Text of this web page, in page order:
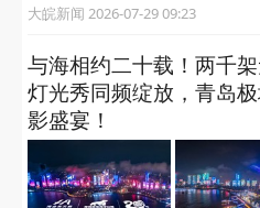
大皖新闻 2026-07-29 09:23
与海相约二十载！两千
灯光秀同频绽放，青岛
影盛宴！